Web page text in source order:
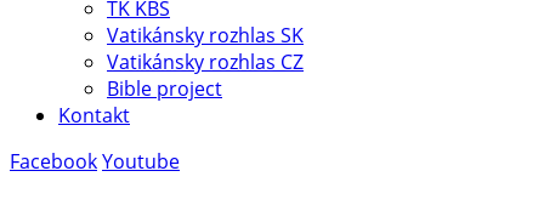
TK KBS
Vatikánsky rozhlas SK
Vatikánsky rozhlas CZ
Bible project
Kontakt
FacebookYoutube